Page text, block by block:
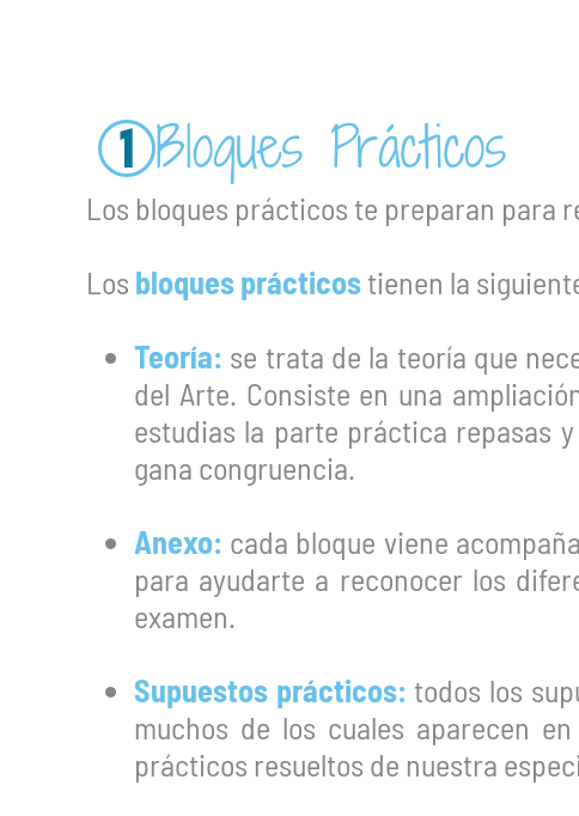
1 Bloques Prácticos
Los bloques prácticos te preparan para
Los bloques prácticostienen la
Teoría: se trata de la teoría que
del Arte. Consiste en una
estudias la parte práctica repasas
gana congruencia.
Anexo: cada bloque viene
para ayudarte a reconocer los
examen.
Supuestos prácticos: todos los
muchos de los cuales aparecen
prácticos resueltos de nuestra